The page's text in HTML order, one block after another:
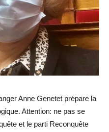
Anne Genetet prépare la
Attention: ne pas se
et le parti Reconquête